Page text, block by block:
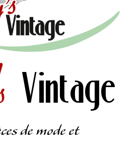
Vintage
de mode et